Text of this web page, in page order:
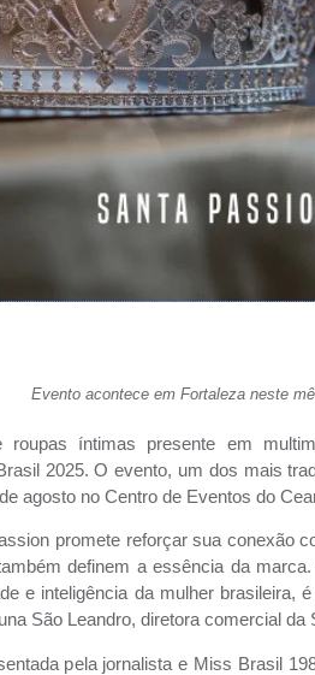
Evento acontece em Fortaleza neste
roupas íntimas presente em
2025. O evento, um dos mais
agosto no Centro de Eventos do
promete reforçar sua conexão
definem a essência da
e inteligência da mulher brasileira,
São Leandro, diretora comercial da
pela jornalista e Miss Brasil